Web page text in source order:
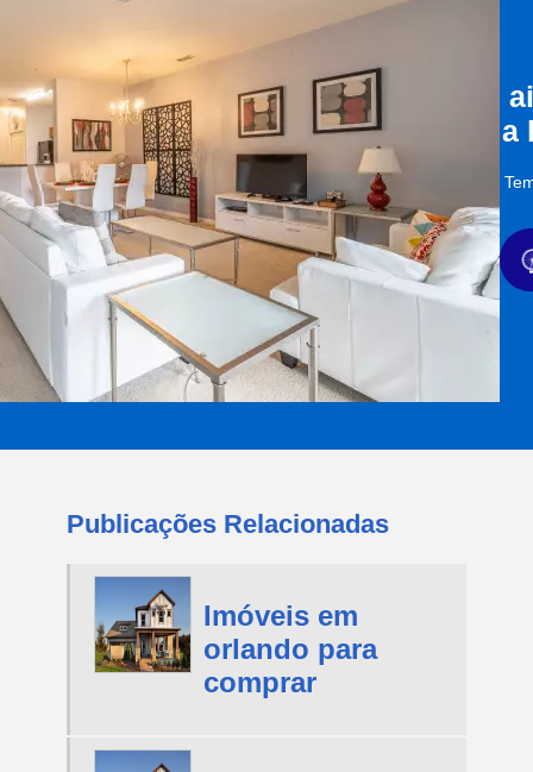
a
Publicações Relacionadas
Imóveis em
orlando para
comprar